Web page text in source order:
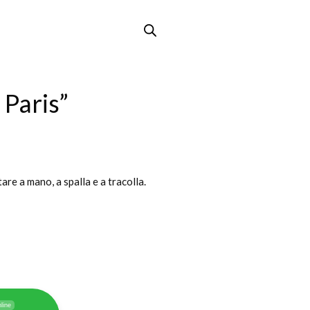
a mano, a spalla e a tracolla.